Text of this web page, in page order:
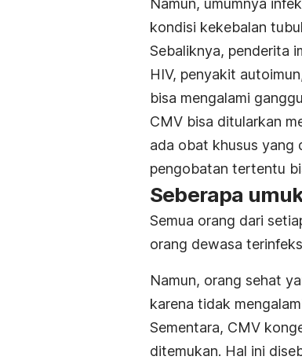
Namun, umumnya
kondisi kekebalan
Sebaliknya, penderita
HIV, penyakit
bisa mengalami
CMV bisa ditularkan
ada obat khusus yang
pengobatan tertentu
Seberapa
Semua orang dari
orang dewasa
Namun, orang sehat
karena tidak
Sementara, CMV
ditemukan. Hal ini